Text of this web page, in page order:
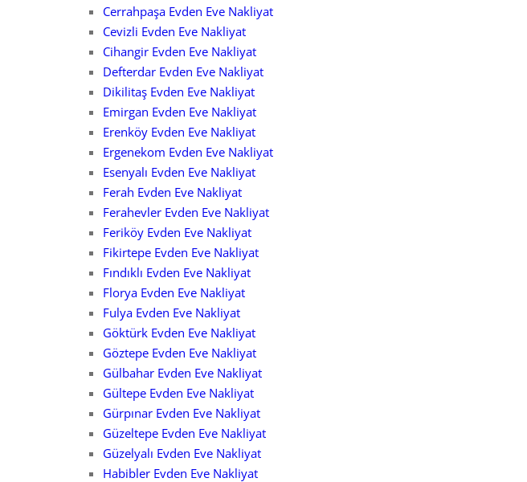
Cerrahpaşa Evden Eve Nakliyat
Cevizli Evden Eve Nakliyat
Cihangir Evden Eve Nakliyat
Defterdar Evden Eve Nakliyat
Dikilitaş Evden Eve Nakliyat
Emirgan Evden Eve Nakliyat
Erenköy Evden Eve Nakliyat
Ergenekom Evden Eve Nakliyat
Esenyalı Evden Eve Nakliyat
Ferah Evden Eve Nakliyat
Ferahevler Evden Eve Nakliyat
Feriköy Evden Eve Nakliyat
Fikirtepe Evden Eve Nakliyat
Fındıklı Evden Eve Nakliyat
Florya Evden Eve Nakliyat
Fulya Evden Eve Nakliyat
Göktürk Evden Eve Nakliyat
Göztepe Evden Eve Nakliyat
Gülbahar Evden Eve Nakliyat
Gültepe Evden Eve Nakliyat
Gürpınar Evden Eve Nakliyat
Güzeltepe Evden Eve Nakliyat
Güzelyalı Evden Eve Nakliyat
Habibler Evden Eve Nakliyat